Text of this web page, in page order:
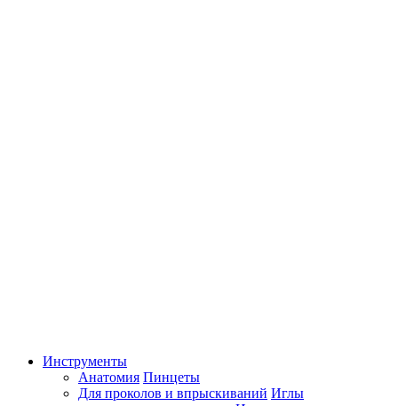
Инструменты
Анатомия Пинцеты
Для проколов и впрыскиваний Иглы